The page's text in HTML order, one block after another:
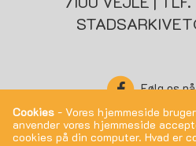
Følg os
Cookies - Vores hjemmeside
anvender vores hjemmeside
cookies på din computer. Hvad er